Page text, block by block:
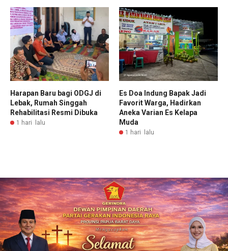
Harapan Baru bagi ODGJ di
Lebak, Rumah Singgah
Rehabilitasi Resmi Dibuka
1 hari lalu
Es Doa Indung Bapak Jadi
Favorit Warga, Hadirkan
Aneka Varian Es Kelapa
Muda
1 hari lalu